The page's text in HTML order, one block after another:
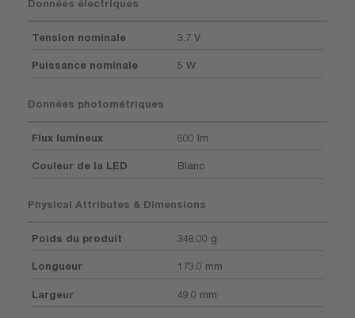
Données électriques
Tension nominale 3.7 V
Puissance nominale 5 W
Données photométriques
Flux lumineux 600 lm
Couleur de la LED Blanc
Physical Attributes & Dimensions
Poids du produit 348.00 g
Longueur 173.0 mm
Largeur 49.0 mm